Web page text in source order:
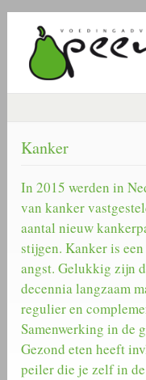
Kanker
In 2015 werden in
van kanker
aantal nieuw
stijgen. Kanker is
angst. Gelukkig zijn
decennia langzaam
regulier en
Samenwerking in de
Gezond eten heeft
peiler die je zelf in